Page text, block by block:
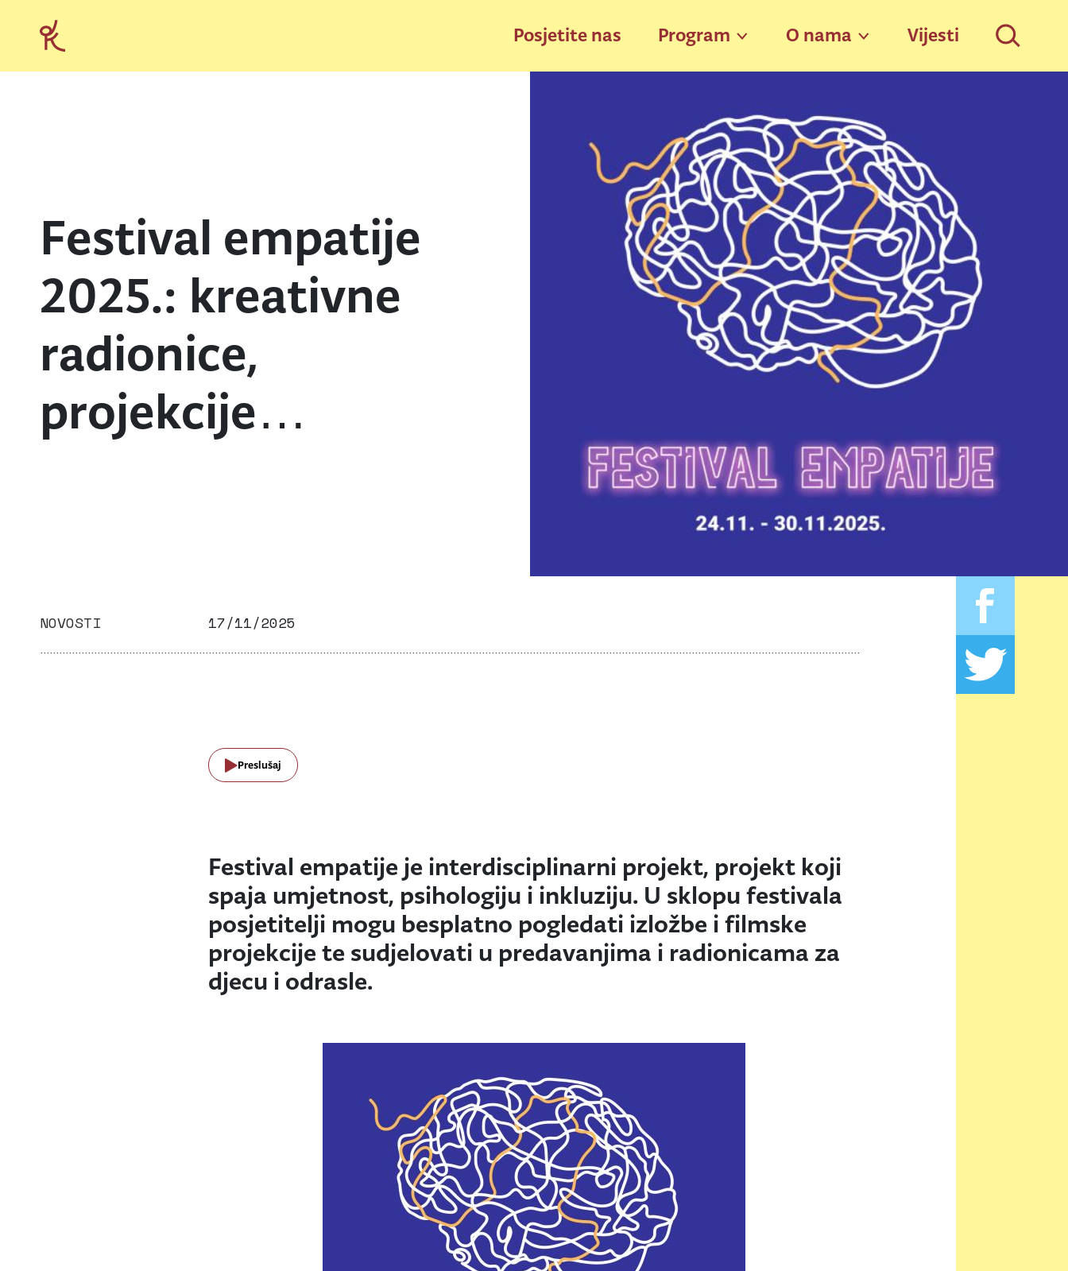
Posjetite nas Program O nama Vijesti
Festival empatije
2025.: kreativne
radionice,
projekcije…
NOVOSTI 17/11/2025
Preslušaj
Festival empatije je interdisciplinarni projekt, projekt koji
spaja umjetnost, psihologiju i inkluziju. U sklopu festivala
posjetitelji mogu besplatno pogledati izložbe i filmske
projekcije te sudjelovati u predavanjima i radionicama za
djecu i odrasle.